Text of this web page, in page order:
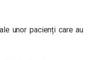
unor pacienți care au